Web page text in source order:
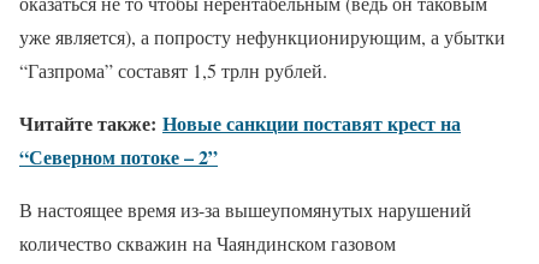
уже является), а попросту нефункционирующим, а убытки
“Газпрома” составят 1,5 трлн рублей.
Читайте также: Новые санкции поставят крест на
“Северном потоке – 2”
В настоящее время из-за вышеупомянутых нарушений
количество скважин на Чаяндинском газовом